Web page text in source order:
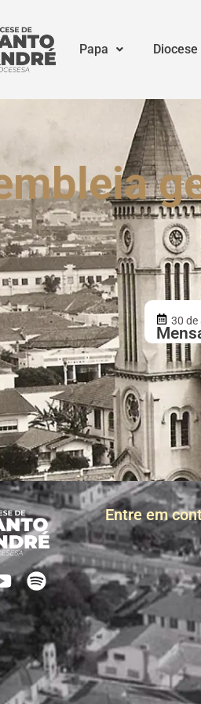
Papa Diocese
30 de
Entre em